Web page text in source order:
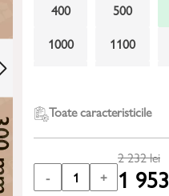
400
500
1000
1100
Toate caracteristicile
- 1 +
2 232lei
1 953